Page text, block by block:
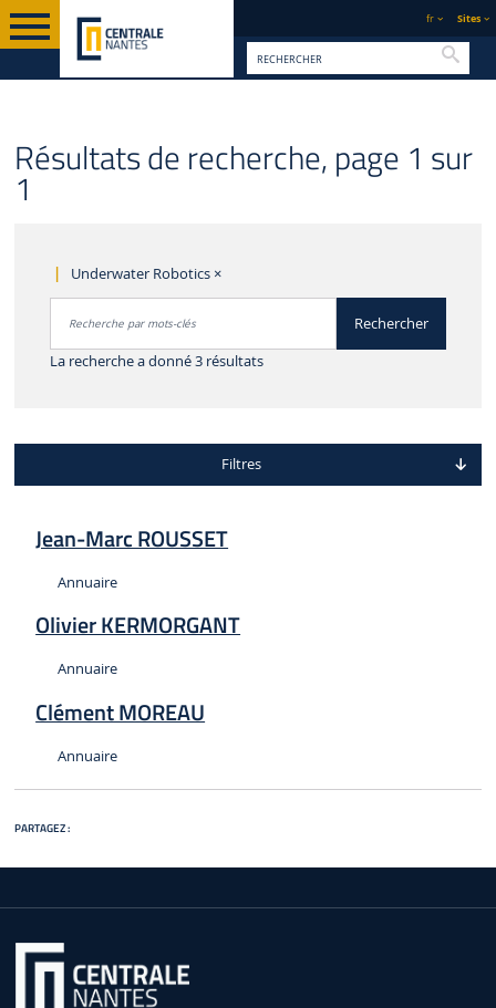
fr Sites
Résultats de recherche, page 1 sur
1
Underwater Robotics ×
Rechercher
La recherche a donné 3 résultatsAccéder aux résultats
Filtres
Jean-Marc ROUSSET
Type :
Annuaire
Olivier KERMORGANT
Type :
Annuaire
Clément MOREAU
Type :
Annuaire
PARTAGEZ :